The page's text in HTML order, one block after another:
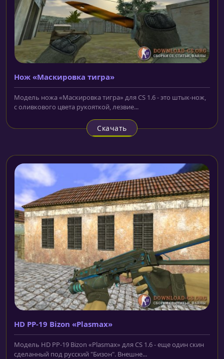
Нож «Маскировка тигра»
Модель ножа «Маскировка тигра» для CS 1.6 - это штык-нож,
с оливкового цвета рукояткой, лезвие...
Скачать
HD PP-19 Bizon «Plasmax»
Модель HD PP-19 Bizon «Plasmax» для CS 1.6 - еще один скин
сделанный под русский "Бизон". Внешне...